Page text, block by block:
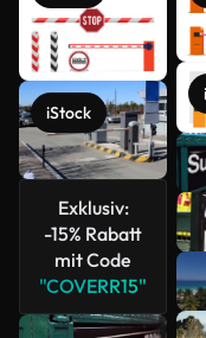
iStock
Exklusiv:
-15% Rabatt
mit Code
"COVERR15"